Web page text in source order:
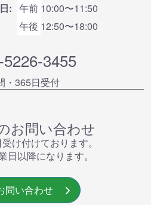
: 午前 10:00〜11:50
午後 12:50〜18:00
5226-3455
・365⽇受付
お問い合わせ
け付けております。
⽇以降になります。
問い合わせ